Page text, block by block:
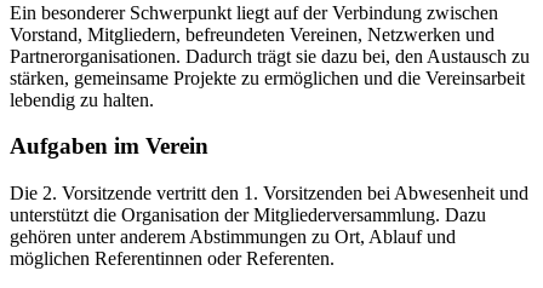
Ein besonderer Schwerpunkt liegt auf der Verbindung zwischen
Vorstand, Mitgliedern, befreundeten Vereinen, Netzwerken und
Partnerorganisationen. Dadurch trägt sie dazu bei, den Austausch zu
stärken, gemeinsame Projekte zu ermöglichen und die Vereinsarbeit
lebendig zu halten.
Aufgaben im Verein
Die 2. Vorsitzende vertritt den 1. Vorsitzenden bei Abwesenheit und
unterstützt die Organisation der Mitgliederversammlung. Dazu
gehören unter anderem Abstimmungen zu Ort, Ablauf und
möglichen Referentinnen oder Referenten.